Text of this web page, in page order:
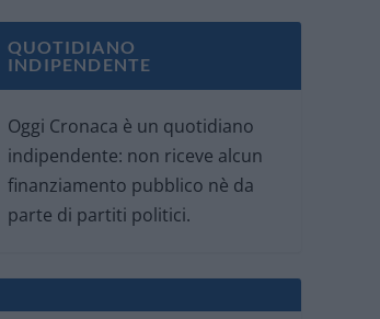
QUOTIDIANO
INDIPENDENTE
Oggi Cronaca è un quotidiano
indipendente: non riceve alcun
finanziamento pubblico nè da
parte di partiti politici.